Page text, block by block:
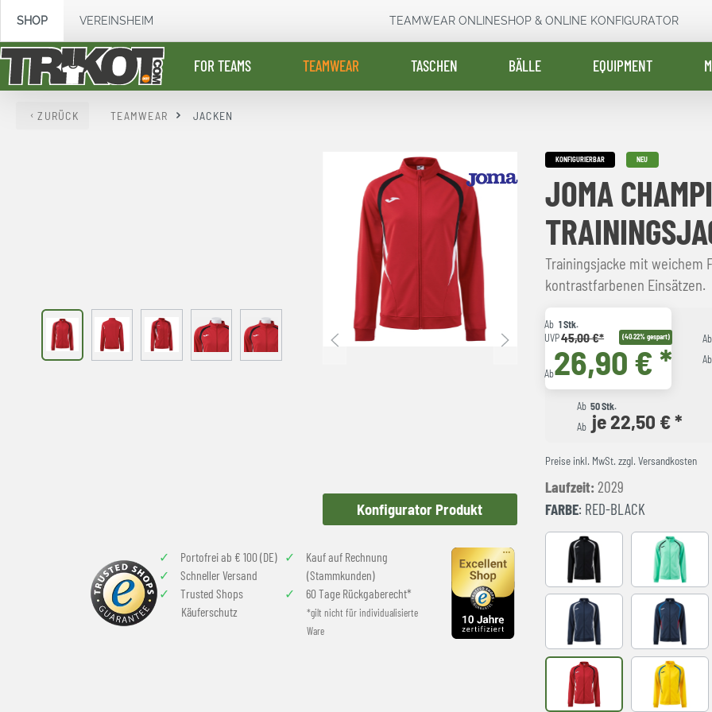
Zur Hauptnavigation springen
SHOP VEREINSHEIM TEAMWEAR ONLINESHOP & ONLINE KONFIGURATOR
FOR TEAMS TEAMWEAR TASCHEN BÄLLE EQUIPMENT
ZURÜCK TEAMWEAR JACKEN
Konfigurator Produkt
Portofrei ab € 100 (DE)
Schneller Versand
Trusted Shops
Käuferschutz
Kauf auf Rechnung
(Stammkunden)
60 Tage Rückgaberecht*
*gilt nicht für individualisierte
Ware
KONFIGURIERBAR NEU
JOMA
Trainingsjacke mit weichem
kontrastfarbenen Einsätzen.
Ab 1 Stk.
UVP45,00 €* (40.22% gespart)
Ab26,90 € *
Ab
Ab
Ab 50 Stk.
Ab je 22,50 € *
Preise inkl. MwSt. zzgl. Versandkosten
Laufzeit: 2029
FARBE: RED-BLACK
Black LIGHT
NAVY-GREY NAVY-
RED-BLACK YELLOW-